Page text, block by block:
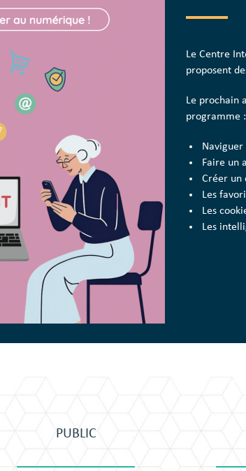
Le Centre
proposent
Le prochain
programme :
Faire un
Créer un
Les
Les
Les
PUBLIC